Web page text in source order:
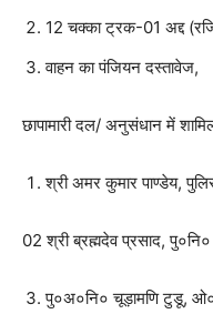
12 चक्का ट्रक-01 अद्द
वाहन का पंजियन दस्तावेज,
छापामारी दल/ अनुसंधान में
श्री अमर कुमार पाण्डेय,
02 श्री ब्रह्मदेव प्रसाद, पु०नि०
पु०अ०नि० चूड़ामणि टुडू,